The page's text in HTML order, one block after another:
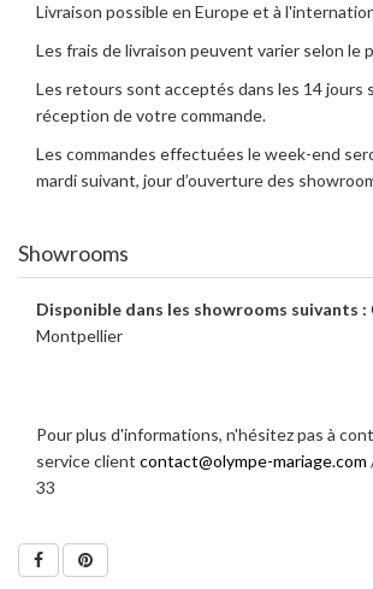
Livraison possible en Europe et à
Les frais de livraison peuvent varier selon le
Les retours sont acceptés dans les 14 jours
réception de votre commande.
Les commandes effectuées le week-end
mardi suivant, jour d’ouverture des
Showrooms
Disponible dans les showrooms suivants :
Montpellier
Pour plus d'informations, n'hésitez pas à
service client contact@olympe-mariage.com
33